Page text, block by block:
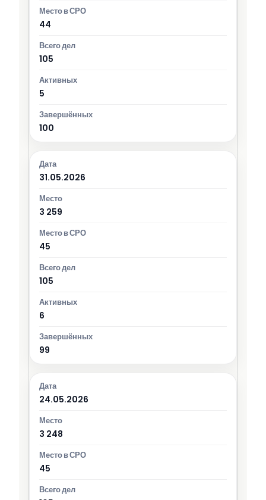
44
105
5
100
31.05.2026
3 259
45
105
6
99
24.05.2026
3 248
45